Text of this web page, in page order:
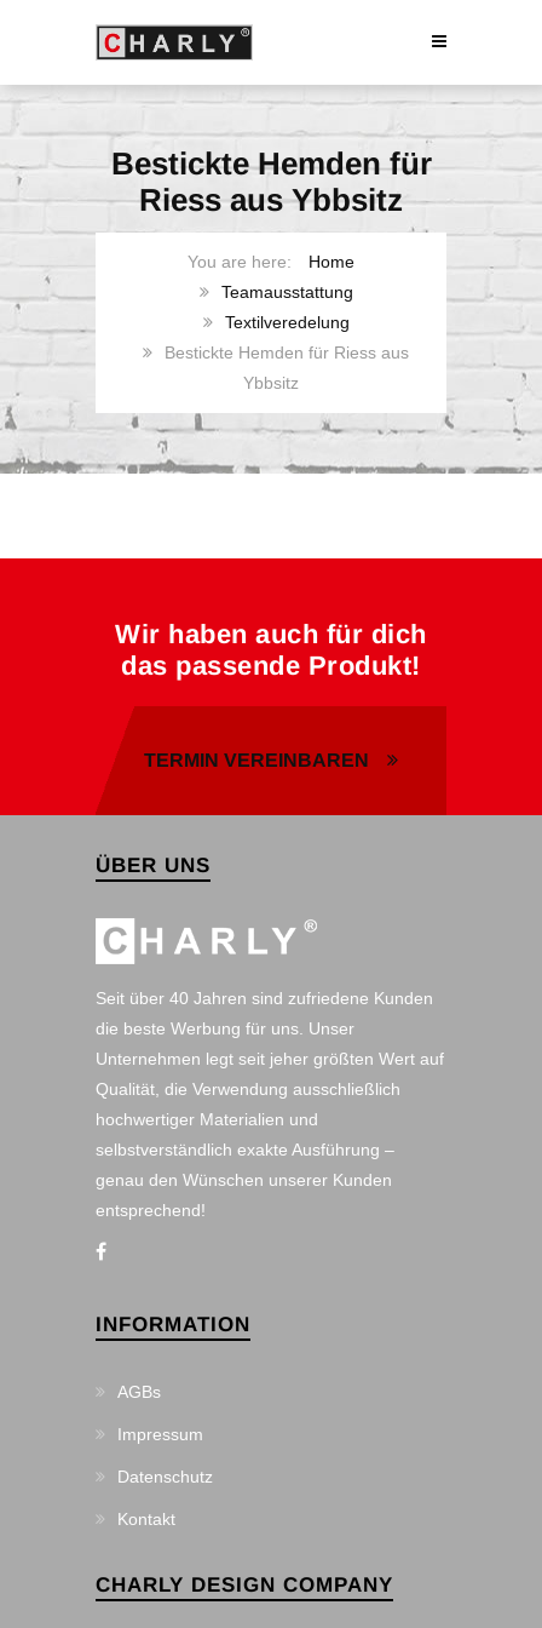
Bestickte Hemden für
Riess aus Ybbsitz
Home
Teamausstattung
Textilveredelung
Bestickte Hemden für Riess aus
Ybbsitz
Wir haben auch für dich
das passende Produkt!
TERMIN VEREINBAREN
ÜBER UNS
Seit über 40 Jahren sind zufriedene Kunden
die beste Werbung für uns. Unser
Unternehmen legt seit jeher größten Wert auf
Qualität, die Verwendung ausschließlich
hochwertiger Materialien und
selbstverständlich exakte Ausführung –
genau den Wünschen unserer Kunden
entsprechend!
INFORMATION
AGBs
Impressum
Datenschutz
Kontakt
CHARLY DESIGN COMPANY